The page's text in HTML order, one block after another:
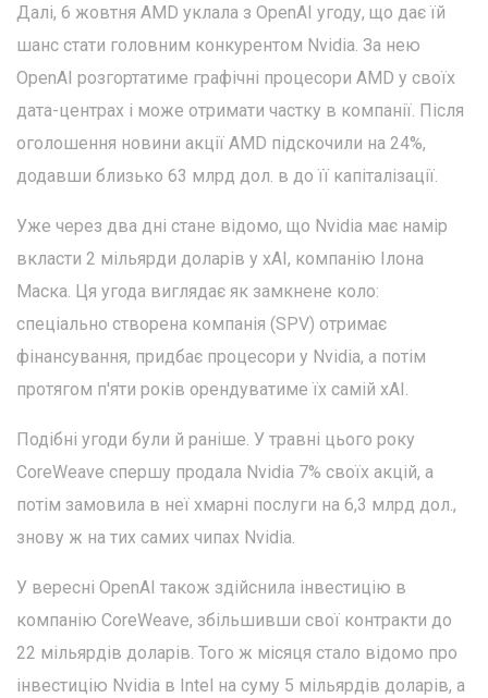
Далі, 6 жовтня AMD уклала з OpenAI угоду, що дає їй
шанс стати головним конкурентом Nvidia. За нею
OpenAI розгортатиме графічні процесори AMD у своїх
дата-центрах і може отримати частку в компанії. Після
оголошення новини акції AMD підскочили на 24%,
додавши близько 63 млрд дол. в до її капіталізації.
Уже через два дні стане відомо, що Nvidia має намір
вкласти 2 мільярди доларів у xAI, компанію Ілона
Маска. Ця угода виглядає як замкнене коло:
спеціально створена компанія (SPV) отримає
фінансування, придбає процесори у Nvidia, а потім
протягом п'яти років орендуватиме їх самій xAI.
Подібні угоди були й раніше. У травні цього року
CoreWeave спершу продала Nvidia 7% своїх акцій, а
потім замовила в неї хмарні послуги на 6,3 млрд дол.,
знову ж на тих самих чипах Nvidia.
У вересні OpenAI також здійснила інвестицію в
компанію CoreWeave, збільшивши свої контракти до
22 мільярдів доларів. Того ж місяця стало відомо про
інвестицію Nvidia в Intel на суму 5 мільярдів доларів, а